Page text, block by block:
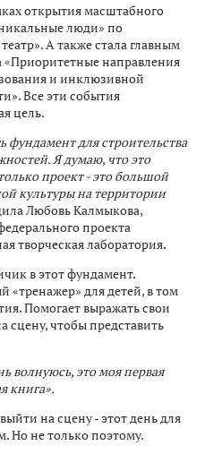
открытия масштабного
люди» по
А также стала главным
направления
и инклюзивной
Все эти события
цель.
фундамент для строительства
Я думаю, что это
проект - это большой
культуры на территории
Любовь Калмыкова,
проекта
творческая лаборатория.
в этот фундамент.
для детей, в том
Помогает выражать свои
сцену, чтобы представить
волнуюсь, это моя первая
книга».
на сцену - этот день для
Но не только поэтому.